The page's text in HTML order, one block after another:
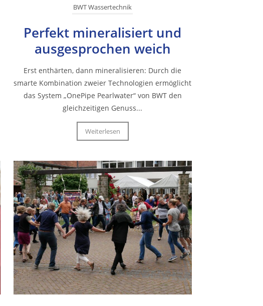
BWT Wassertechnik
Perfekt mineralisiert und
ausgesprochen weich
Erst enthärten, dann mineralisieren: Durch die
smarte Kombination zweier Technologien ermöglicht
das System „OnePipe Pearlwater“ von BWT den
gleichzeitigen Genuss...
Weiterlesen